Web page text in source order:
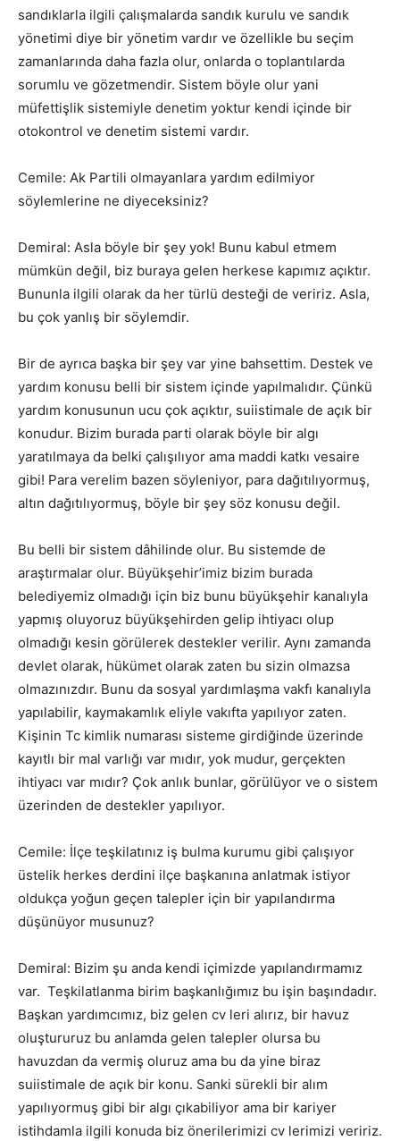
sandıklarla ilgili çalışmalarda sandık kurulu ve sandık
yönetimi diye bir yönetim vardır ve özellikle bu seçim
zamanlarında daha fazla olur, onlarda o toplantılarda
sorumlu ve gözetmendir. Sistem böyle olur yani
müfettişlik sistemiyle denetim yoktur kendi içinde bir
otokontrol ve denetim sistemi vardır.
Cemile: Ak Partili olmayanlara yardım edilmiyor
söylemlerine ne diyeceksiniz?
Demiral: Asla böyle bir şey yok! Bunu kabul etmem
mümkün değil, biz buraya gelen herkese kapımız açıktır.
Bununla ilgili olarak da her türlü desteği de veririz. Asla,
bu çok yanlış bir söylemdir.
Bir de ayrıca başka bir şey var yine bahsettim. Destek ve
yardım konusu belli bir sistem içinde yapılmalıdır. Çünkü
yardım konusunun ucu çok açıktır, suiistimale de açık bir
konudur. Bizim burada parti olarak böyle bir algı
yaratılmaya da belki çalışılıyor ama maddi katkı vesaire
gibi! Para verelim bazen söyleniyor, para dağıtılıyormuş,
altın dağıtılıyormuş, böyle bir şey söz konusu değil.
Bu belli bir sistem dâhilinde olur. Bu sistemde de
araştırmalar olur. Büyükşehir’imiz bizim burada
belediyemiz olmadığı için biz bunu büyükşehir kanalıyla
yapmış oluyoruz büyükşehirden gelip ihtiyacı olup
olmadığı kesin görülerek destekler verilir. Aynı zamanda
devlet olarak, hükümet olarak zaten bu sizin olmazsa
olmazınızdır. Bunu da sosyal yardımlaşma vakfı kanalıyla
yapılabilir, kaymakamlık eliyle vakıfta yapılıyor zaten.
Kişinin Tc kimlik numarası sisteme girdiğinde üzerinde
kayıtlı bir mal varlığı var mıdır, yok mudur, gerçekten
ihtiyacı var mıdır? Çok anlık bunlar, görülüyor ve o sistem
üzerinden de destekler yapılıyor.
Cemile: İlçe teşkilatınız iş bulma kurumu gibi çalışıyor
üstelik herkes derdini ilçe başkanına anlatmak istiyor
oldukça yoğun geçen talepler için bir yapılandırma
düşünüyor musunuz?
Demiral: Bizim şu anda kendi içimizde yapılandırmamız
var. Teşkilatlanma birim başkanlığımız bu işin başındadır.
Başkan yardımcımız, biz gelen cv leri alırız, bir havuz
oluştururuz bu anlamda gelen talepler olursa bu
havuzdan da vermiş oluruz ama bu da yine biraz
suiistimale de açık bir konu. Sanki sürekli bir alım
yapılıyormuş gibi bir algı çıkabiliyor ama bir kariyer
istihdamla ilgili konuda biz önerilerimizi cv lerimizi veririz.